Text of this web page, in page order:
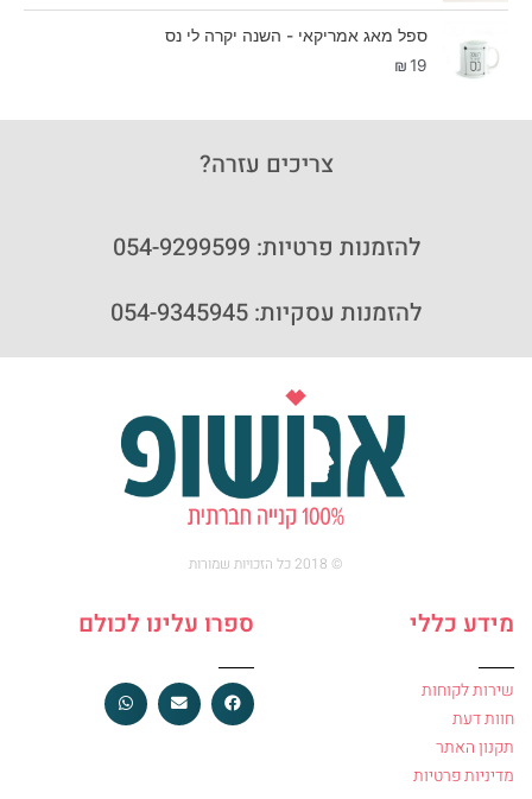
ספל מאג אמריקאי - השנה יקרה לי נס
₪19
צריכים עזרה?
להזמנות פרטיות: 054-9299599
להזמנות עסקיות: 054-9345945
© 2018 כל הזכויות שמורות
מידע כללי
שירות לקוחות
חוות דעת
תקנון האתר
מדיניות פרטיות
ספרו עלינו לכולם